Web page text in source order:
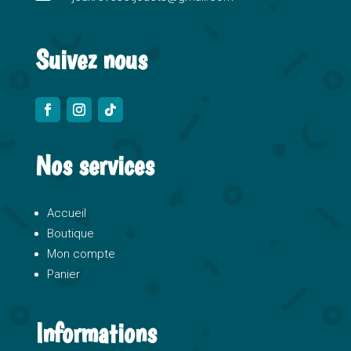
Suivez nous
Nos services
Accueil
Boutique
Mon compte
Panier
Informations